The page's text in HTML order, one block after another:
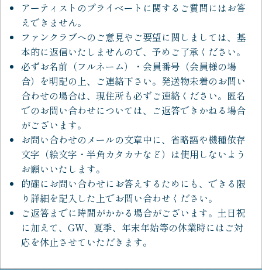
アーティストのプライベートに関するご質問にはお答
えできません。
ファンクラブへのご意見やご要望に関しましては、基
本的に返信いたしませんので、予めご了承ください。
必ずお名前（フルネーム）・会員番号（会員様の場
合）を明記の上、ご連絡下さい。発送物未着のお問い
合わせの場合は、現住所も必ずご連絡ください。匿名
でのお問い合わせについては、ご返答できかねる場合
がございます。
お問い合わせのメールの文章中に、省略語や機種依存
文字（絵文字・半角カタカナなど）は使用しないよう
お願いいたします。
的確にお問い合わせにお答えするためにも、できる限
り詳細を記入した上でお問い合わせください。
ご返答までに時間がかかる場合がございます。土日祝
に加えて、GW、夏季、年末年始等の休業時にはご対
応を休止させていただきます。